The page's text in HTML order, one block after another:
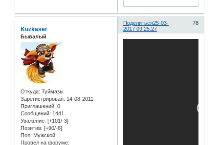
Поделиться 78
25-03-
2017 09:25:27
Kuzkaser
Бывалый
Откуда: Туймазы
Зарегистрирован: 14-08-2011
Приглашений: 0
Сообщений: 1441
Уважение: [+101/-3]
Позитив: [+90/-6]
Пол: Мужской
Провел на форуме: